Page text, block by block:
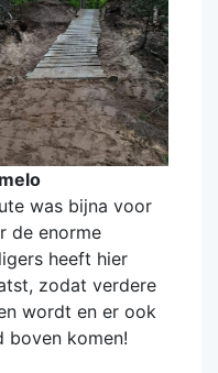
was bijna voor
de enorme
heeft hier
zodat verdere
wordt en er ook
boven komen!